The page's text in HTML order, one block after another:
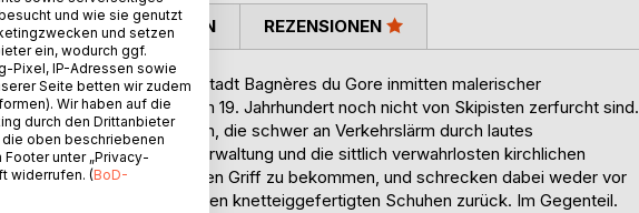
liegt die kleine Stadt Bagnères du Gore inmitten malerischer
die im 14. und auch im 19. Jahrhundert noch nicht von Skipisten zerfurcht sind.
zwischen den Einwohnern, die schwer an Verkehrslärm durch lautes
Die zerstrittene Stadtverwaltung und die sittlich verwahrlosten kirchlichen
die Probleme in den Griff zu bekommen, und schrecken dabei weder vor
in unmodischen knetteiggefertigten Schuhen zurück. Im Gegenteil.
IN PRESSESTIMMEN REZENSIONEN
und wie sie genutzt
und setzen
ein, wodurch ggf.
Pixel, IP-Adressen sowie
Seite betten wir zudem
Wir haben auf die
durch den Drittanbieter
oben beschriebenen
Footer unter „Privacy-
widerrufen. (BoD-